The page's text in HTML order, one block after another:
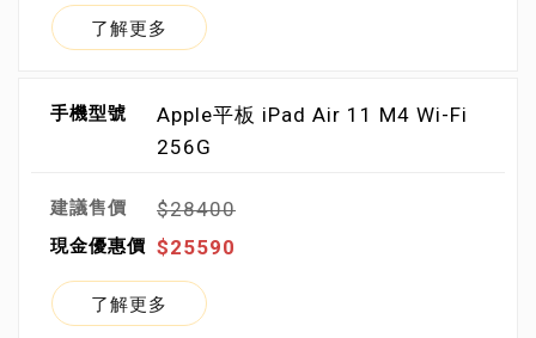
了解更多
Apple平板 iPad Air 11 M4 Wi-Fi
256G
$28400
$25590
了解更多